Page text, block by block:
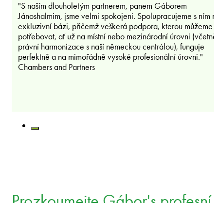
"S naším dlouholetým partnerem, panem Gáborem
Jánoshalmim, jsme velmi spokojeni. Spolupracujeme s ním
exkluzivní bázi, přičemž veškerá podpora, kterou můžeme
potřebovat, ať už na místní nebo mezinárodní úrovni (včetně
právní harmonizace s naší německou centrálou), funguje
perfektně a na mimořádně vysoké profesionální úrovni."
Chambers and Partners